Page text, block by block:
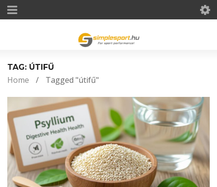
TAG: ÚTIFŰ
Home / Tagged "útifű"